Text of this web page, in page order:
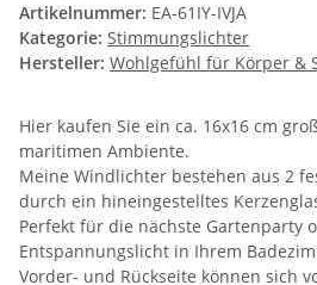
Artikelnummer: EA-61IY-IVJA
Kategorie: Stimmungslichter
Hersteller: Wohlgefühl für Körper &
Hier kaufen Sie ein ca. 16x16 cm
maritimen Ambiente.
Meine Windlichter bestehen aus 2
durch ein hineingestelltes
Perfekt für die nächste Gartenparty
Entspannungslicht in Ihrem
Vorder- und Rückseite können sich